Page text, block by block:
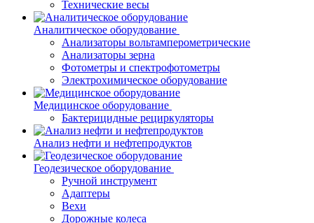
Технические весы
Аналитическое оборудование
Анализаторы вольтамперометрические
Анализаторы зерна
Фотометры и спектрофотометры
Электрохимическое оборудование
Медицинское оборудование
Бактерицидные рециркуляторы
Анализ нефти и нефтепродуктов
Геодезическое оборудование
Ручной инструмент
Адаптеры
Вехи
Дорожные колеса